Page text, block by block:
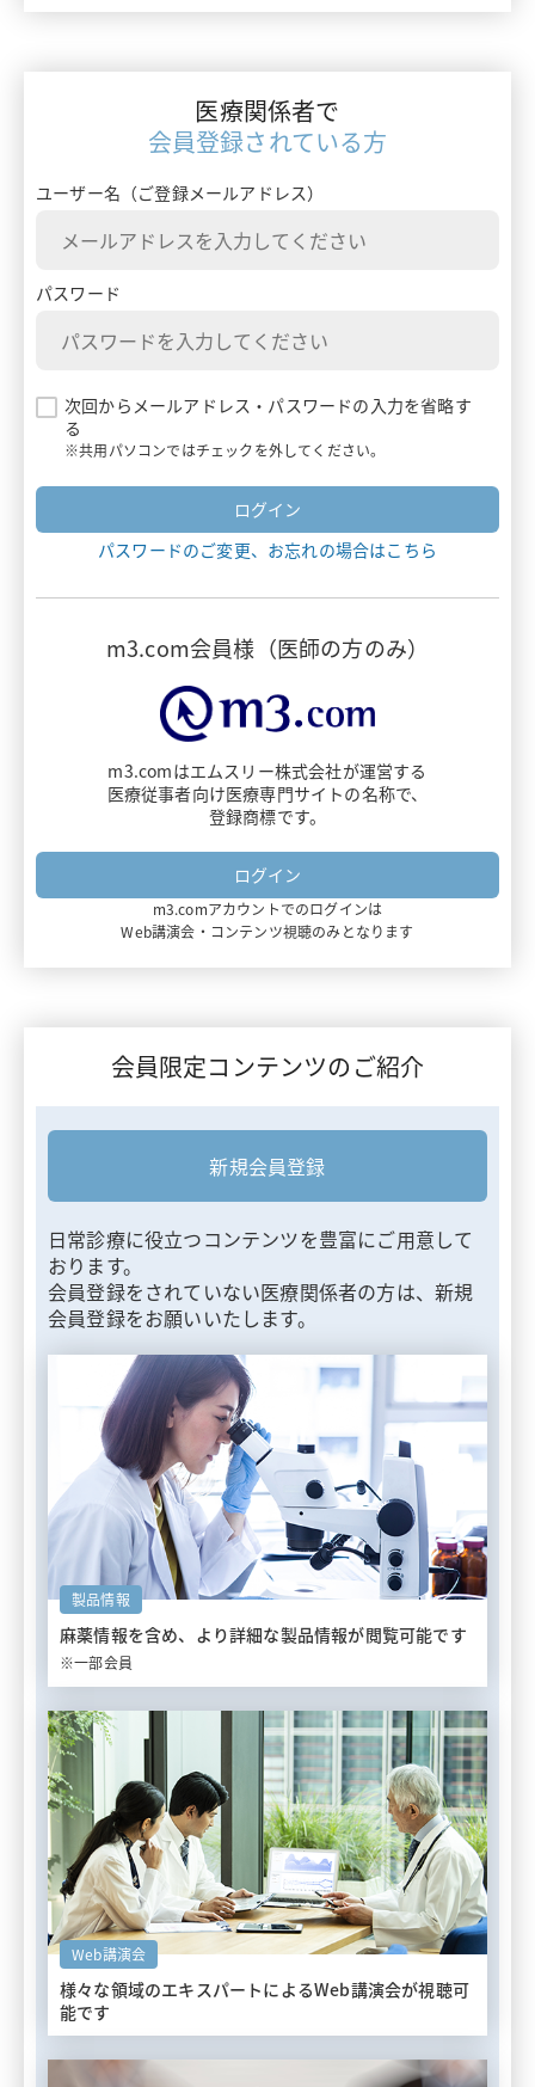
ギャバロン
エンハーツ
ダトロウェイ
ビオプテン
ダイチロナ
ガイドライン情報
ターニングポイントで考える診療アプローチ
患者さんを多面的に診るためのMulti-Angle Approach
患者さんとチームでつくるClinical Story
医療関係者で
会員登録されている方
ユーザー名（ご登録メールアドレス）
パスワード
次回からメールアドレス・パスワードの入力を省略す
る
※共用パソコンではチェックを外してください。
パスワードのご変更、お忘れの場合はこちら
m3.com会員様（医師の方のみ）
m3.comはエムスリー株式会社が運営する
医療従事者向け医療専門サイトの名称で、
登録商標です。
m3.comアカウントでのログインは
Web講演会・コンテンツ視聴のみとなります
会員限定コンテンツのご紹介
新規会員登録
日常診療に役立つコンテンツを豊富にご用意して
おります。
会員登録をされていない医療関係者の方は、新規
会員登録をお願いいたします。
製品情報
麻薬情報を含め、 より詳細な製品情報が閲覧可能です
※一部会員
Web講演会
様々な領域のエキスパートによるWeb講演会が視聴可
能です